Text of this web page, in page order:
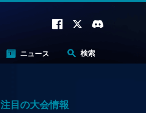
ニュース 検索
注目の大会情報